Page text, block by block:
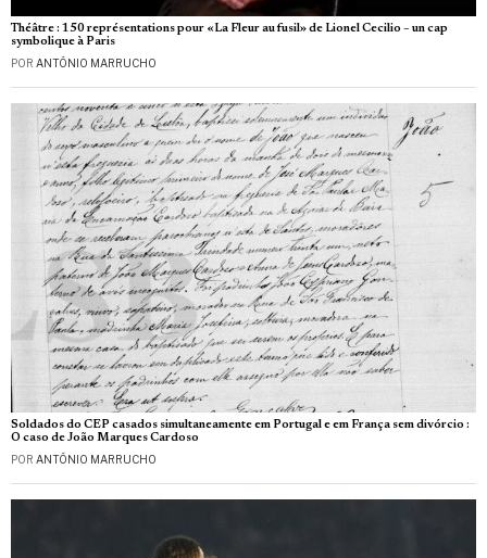
Théâtre : 150 représentations pour «La Fleur au fusil» de Lionel Cecilio – un cap
symbolique à Paris
POR ANTÓNIO MARRUCHO
Soldados do CEP casados simultaneamente em Portugal e em França sem divórcio :
O caso de João Marques Cardoso
POR ANTÓNIO MARRUCHO